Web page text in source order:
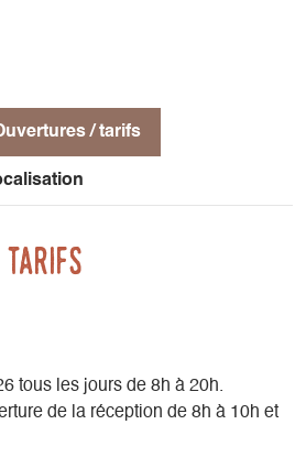
durant votre séjour.
/ tarifs
tarifs
tous les jours de 8h à 20h.
de la réception de 8h à 10h et